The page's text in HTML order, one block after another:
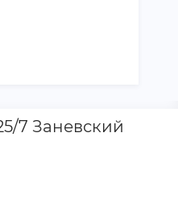
7 Заневский